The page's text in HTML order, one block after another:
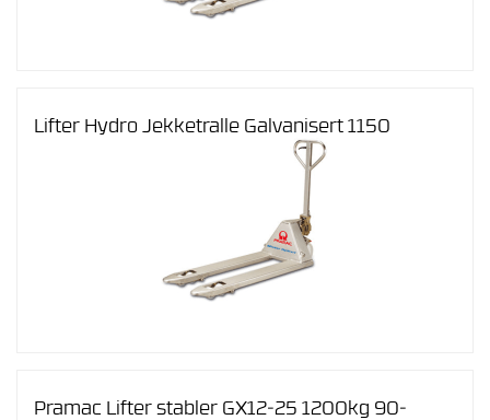
Lifter Hydro Jekketralle Galvanisert 1150
Pramac Lifter stabler GX12-25 1200kg 90-